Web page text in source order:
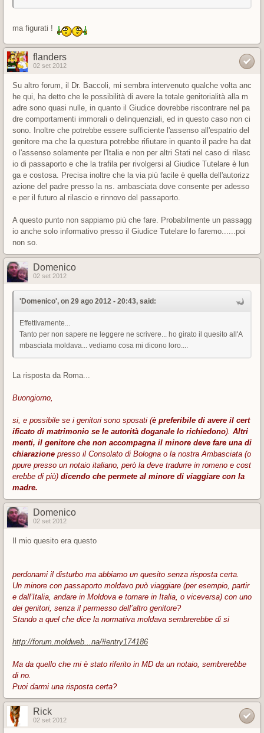
ma figurati !
flanders
02 set 2012
Su altro forum, il Dr. Baccoli, mi sembra intervenuto qualche volta anc
he qui, ha detto che le possibilità di avere la totale genitorialità alla m
adre sono quasi nulle, in quanto il Giudice dovrebbe riscontrare nel pa
dre comportamenti immorali o delinquenziali, ed in questo caso non ci
sono. Inoltre che potrebbe essere sufficiente l'assenso all'espatrio del
genitore ma che la questura potrebbe rifiutare in quanto il padre ha dat
o l'assenso solamente per l'Italia e non per altri Stati nel caso di rilasc
io di passaporto e che la trafila per rivolgersi al Giudice Tutelare è lun
ga e costosa. Precisa inoltre che la via più facile è quella dell'autorizz
azione del padre presso la ns. ambasciata dove consente per adesso
e per il futuro al rilascio e rinnovo del passaporto.
A questo punto non sappiamo più che fare. Probabilmente un passagg
io anche solo informativo presso il Giudice Tutelare lo faremo......poi
non so.
Domenico
02 set 2012
'Domenico', on 29 ago 2012 - 20:43, said:
Effettivamente...
Tanto per non sapere ne leggere ne scrivere... ho girato il quesito all'A
mbasciata moldava... vediamo cosa mi dicono loro....
La risposta da Roma...
Buongiorno,
si, e possibile se i genitori sono sposati (è preferibile di avere il cert
ificato di matrimonio se le autorità doganale lo richiedono). Altri
menti, il genitore che non accompagna il minore deve fare una di
chiarazione presso il Consolato di Bologna o la nostra Ambasciata (o
ppure presso un notaio italiano, però la deve tradurre in romeno e cost
erebbe di più) dicendo che permete al minore di viaggiare con la
madre.
Domenico
02 set 2012
Il mio quesito era questo
perdonami il disturbo ma abbiamo un quesito senza risposta certa.
Un minore con passaporto moldavo può viaggiare (per esempio, partir
e dall’Italia, andare in Moldova e tornare in Italia, o viceversa) con uno
dei genitori, senza il permesso dell’altro genitore?
Stando a quel che dice la normativa moldava sembrerebbe di si
http://forum.moldweb...na/#entry174186
Ma da quello che mi è stato riferito in MD da un notaio, sembrerebbe
di no.
Puoi darmi una risposta certa?
Rick
02 set 2012